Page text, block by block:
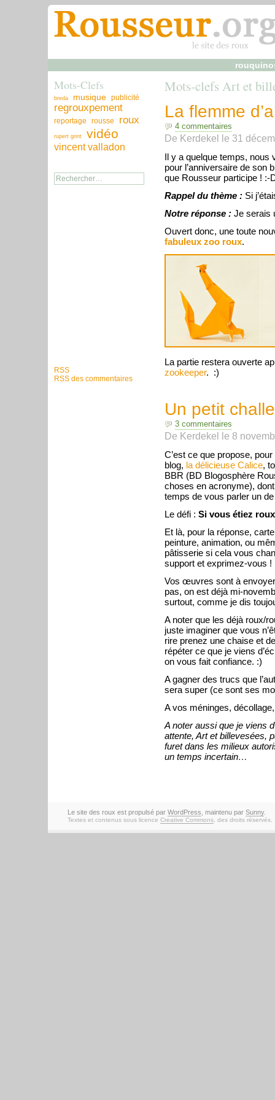
Mots-Clefs
breda musique publicité
regrouxpement
reportage rousse roux
rupert grint vidéo
vincent valladon
RSS
RSS des commentaires
Mots-clefs Art et
La flemme
4 commentaires
De Kerdekel le 31
Il y a quelque temps, nous
pour l’anniversaire de son
que Rousseur participe ! :-
Rappel du thème :Si
Notre réponse :Je serais
Ouvert donc, une toute
fabuleux zoo roux.
La partie restera ouverte
zookeeper. :)
Un petit
3 commentaires
De Kerdekel le 8
C’est ce que propose,
blog, la délicieuse Calice,
BBR (BD Blogosphère
choses en acronyme),
temps de vous parler un
Le défi : Si vous étiez
Et là, pour la réponse,
peinture, animation, ou
pâtisserie si cela vous
support et exprimez-vous !
Vos œuvres sont à
pas, on est déjà mi-
surtout, comme je dis
A noter que les déjà roux/
juste imaginer que vous
rire prenez une chaise et
répéter ce que je viens
on vous fait confiance. :)
A gagner des trucs que
sera super (ce sont ses
A vos méninges,
A noter aussi que je viens
attente, Art et billevesées,
furet dans les milieux
un temps incertain…
Le site des roux est propulsé par WordPress , maintenu par Sunny.
Textes et contenus sous licence Creative Commons, des droits réservés.